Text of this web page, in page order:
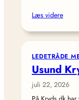
Læs videre
LEDETRÅDE
Usund
juli 22, 2026